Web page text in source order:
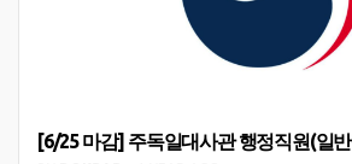
[6/25 마감] 주독일대사관 행정직원(일